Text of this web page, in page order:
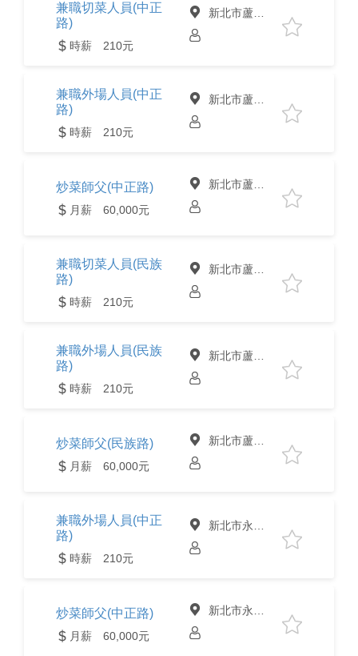
兼職切菜人員(中正
路)
時薪 210元
新北市蘆洲區
兼職外場人員(中正
路)
時薪 210元
新北市蘆洲區
炒菜師父(中正路)
月薪 60,000元
新北市蘆洲區
兼職切菜人員(民族
路)
時薪 210元
新北市蘆洲區
兼職外場人員(民族
路)
時薪 210元
新北市蘆洲區
炒菜師父(民族路)
月薪 60,000元
新北市蘆洲區
兼職外場人員(中正
路)
時薪 210元
新北市永和區
炒菜師父(中正路)
月薪 60,000元
新北市永和區